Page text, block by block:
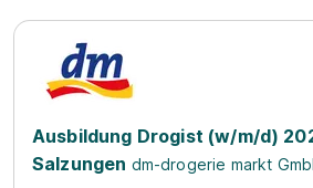
Ausbildung Drogist (w/m/d)
Salzungen dm-drogerie markt